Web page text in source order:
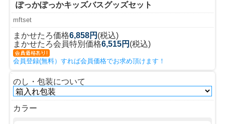
ぽっかぽっかキッズバスグッズセット
mftset
まかせたろ価格6,858円 (税込)
まかせたろ会員特別価格6,515円 (税込)
会員登録(無料）すれば会員価格でお求め頂けます！
のし・包装について
カラー